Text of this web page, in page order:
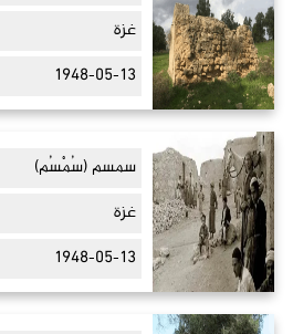
غزة
1948-05-13
سمسم (سُمْسُم)
غزة
1948-05-13